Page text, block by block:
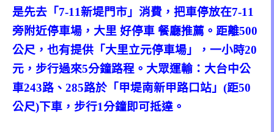
是先去「7-11新堤門市」消費，把車停放在7-11
旁附近停車場，大里 好停車 餐廳推薦。距離500
公尺，也有提供「大里立元停車場」，一小時20
元，步行過來5分鐘路程。大眾運輸：大台中公
車243路、285路於「甲堤南新甲路口站」(距50
公尺)下車，步行1分鐘即可抵達。